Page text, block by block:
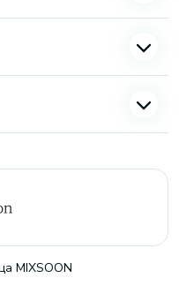
MIXSOON